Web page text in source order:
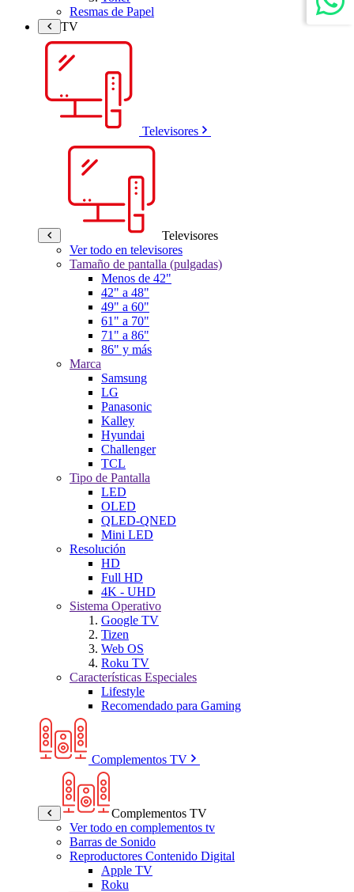
Resmas de Papel
TV
Televisores
Televisores
Ver todo en televisores
Tamaño de pantalla (pulgadas)
Menos de 42"
42" a 48"
49" a 60"
61" a 70"
71" a 86"
86" y más
Marca
Samsung
LG
Panasonic
Kalley
Hyundai
Challenger
TCL
Tipo de Pantalla
LED
OLED
QLED-QNED
Mini LED
Resolución
HD
Full HD
4K - UHD
Sistema Operativo
Google TV
Tizen
Web OS
Roku TV
Características Especiales
Lifestyle
Recomendado para Gaming
Complementos TV
Complementos TV
Ver todo en complementos tv
Barras de Sonido
Reproductores Contenido Digital
Apple TV
Roku